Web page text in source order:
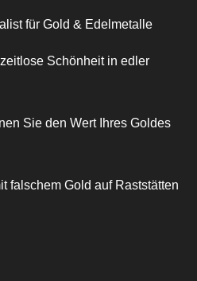
für Gold & Edelmetalle
Schönheit in edler
Sie den Wert Ihres Goldes
falschem Gold auf Raststätten